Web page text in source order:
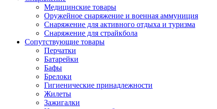
Медицинские товары
Оружейное снаряжение и военная аммуниция
Снаряжение для активного отдыха и туризма
Снаряжение для страйкбола
Сопутствующие товары
Перчатки
Батарейки
Бафы
Брелоки
Гигиенические принадлежности
Жилеты
Зажигалки